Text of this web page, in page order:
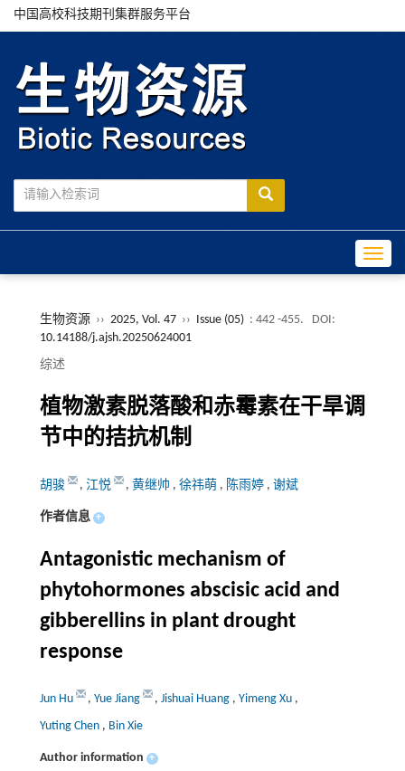
中国高校科技期刊集群服务平台
生物资源 ›› 2025, Vol. 47 ›› Issue (05) : 442 -455.
DOI:
10.14188/j.ajsh.20250624001
综述
植物激素脱落酸和赤霉素在干旱调
节中的拮抗机制
胡骏 , 江悦 , 黄继帅 , 徐祎萌 , 陈雨婷 , 谢斌
作者信息 +
Antagonistic mechanism of
phytohormones abscisic acid and
gibberellins in plant drought
response
Jun Hu , Yue Jiang , Jishuai Huang , Yimeng Xu ,
Yuting Chen , Bin Xie
Author information +